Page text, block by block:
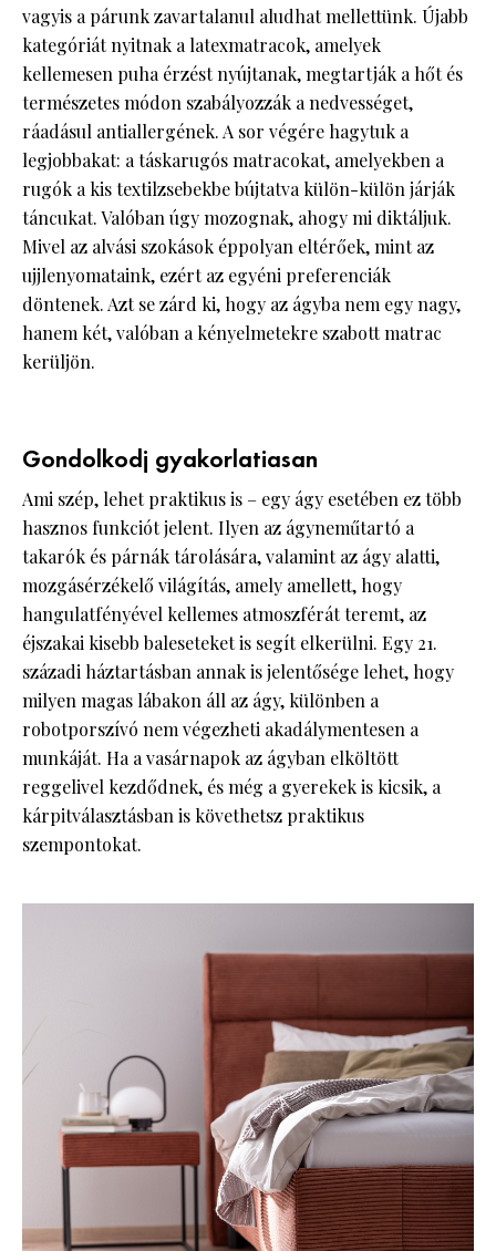
vagyis a párunk zavartalanul aludhat mellettünk. Újabb
kategóriát nyitnak a latexmatracok, amelyek
kellemesen puha érzést nyújtanak, megtartják a hőt és
természetes módon szabályozzák a nedvességet,
ráadásul antiallergének. A sor végére hagytuk a
legjobbakat: a táskarugós matracokat, amelyekben a
rugók a kis textilzsebekbe bújtatva külön-külön járják
táncukat. Valóban úgy mozognak, ahogy mi diktáljuk.
Mivel az alvási szokások éppolyan eltérőek, mint az
ujjlenyomataink, ezért az egyéni preferenciák
döntenek. Azt se zárd ki, hogy az ágyba nem egy nagy,
hanem két, valóban a kényelmetekre szabott matrac
kerüljön.
Gondolkodj gyakorlatiasan
Ami szép, lehet praktikus is – egy ágy esetében ez több
hasznos funkciót jelent. Ilyen az ágyneműtartó a
takarók és párnák tárolására, valamint az ágy alatti,
mozgásérzékelő világítás, amely amellett, hogy
hangulatfényével kellemes atmoszférát teremt, az
éjszakai kisebb baleseteket is segít elkerülni. Egy 21.
századi háztartásban annak is jelentősége lehet, hogy
milyen magas lábakon áll az ágy, különben a
robotporszívó nem végezheti akadálymentesen a
munkáját. Ha a vasárnapok az ágyban elköltött
reggelivel kezdődnek, és még a gyerekek is kicsik, a
kárpitválasztásban is követhetsz praktikus
szempontokat.